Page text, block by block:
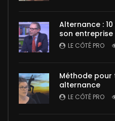
Alternance :
son entreprise
LE CÔTÉ PRO
Méthode pour
alternance
LE CÔTÉ PRO